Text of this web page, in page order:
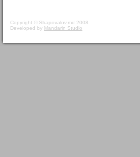
Copyright © Shapovalov.md 2008
Developed by Mandarin Studio